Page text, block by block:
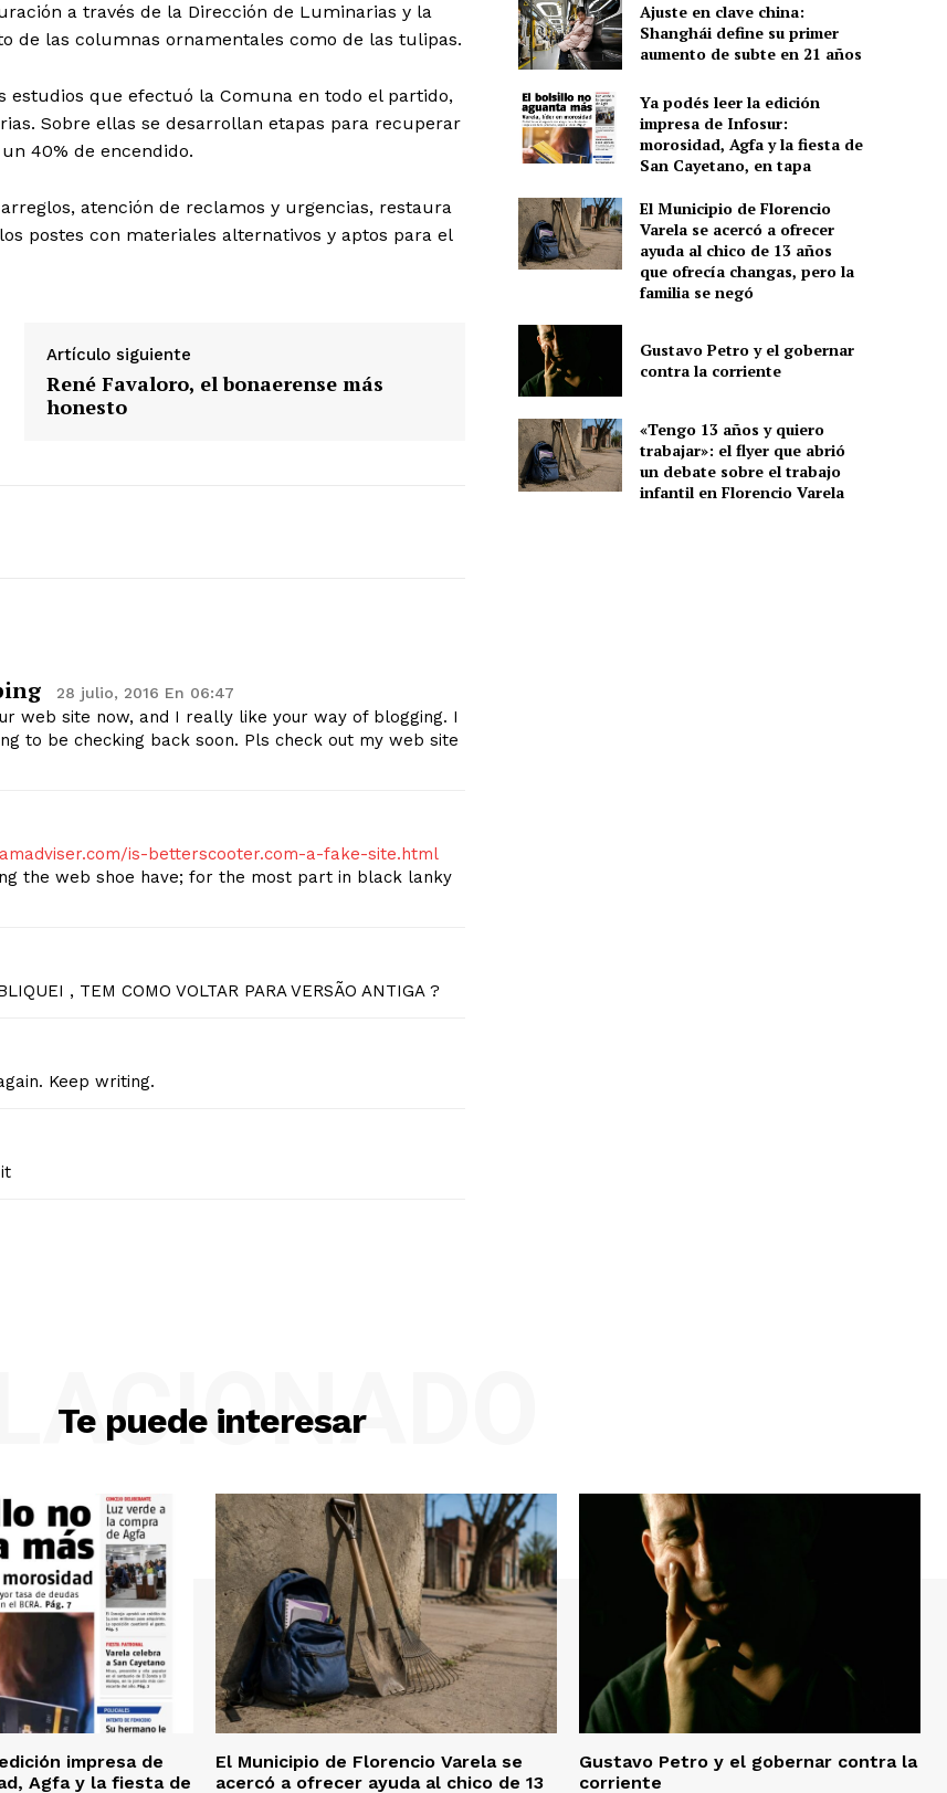
a través de la Dirección de Luminarias y la
de las columnas ornamentales como de las tulipas.
estudios que efectuó la Comuna en todo el partido,
Sobre ellas se desarrollan etapas para recuperar
40% de encendido.
atención de reclamos y urgencias, restaura
postes con materiales alternativos y aptos para el
Artículo siguiente
René Favaloro, el bonaerense más
honesto
28 julio, 2016 En 06:47
web site now, and I really like your way of blogging. I
to be checking back soon. Pls check out my web site
is-betterscooter.com-a-fake-site.html
the web shoe have; for the most part in black lanky
, TEM COMO VOLTAR PARA VERSÃO ANTIGA ?
Keep writing.
Ajuste en clave china:
Shanghái define su primer
aumento de subte en 21 años
Ya podés leer la edición
impresa de Infosur:
morosidad, Agfa y la fiesta de
San Cayetano, en tapa
El Municipio de Florencio
Varela se acercó a ofrecer
ayuda al chico de 13 años
que ofrecía changas, pero la
familia se negó
Gustavo Petro y el gobernar
contra la corriente
«Tengo 13 años y quiero
trabajar»: el flyer que abrió
un debate sobre el trabajo
infantil en Florencio Varela
Te puede interesar
impresa de
Agfa y la fiesta de
El Municipio de Florencio Varela se
acercó a ofrecer ayuda al chico de 13
Gustavo Petro y el gobernar contra la
corriente